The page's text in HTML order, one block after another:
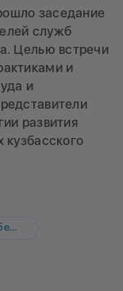
заседание
служб
Целью встречи
и
и
развития
кузбасского